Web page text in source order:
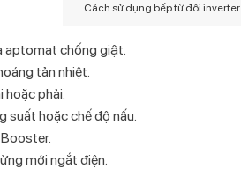
Cách sử dụng bếp từ đôi inverter
aptomat chống giật.
tản nhiệt.
phải.
suất hoặc chế độ nấu.
mới ngắt điện.